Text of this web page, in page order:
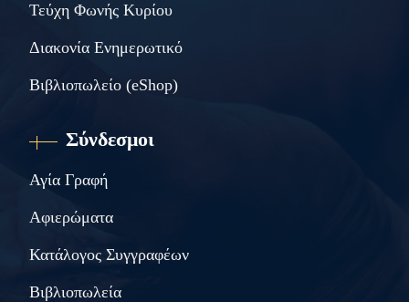
Τεύχη Φωνής Κυρίου
Διακονία Ενημερωτικό
Βιβλιοπωλείο (eShop)
Σύνδεσμοι
Αγία Γραφή
Αφιερώματα
Κατάλογος Συγγραφέων
Βιβλιοπωλεία